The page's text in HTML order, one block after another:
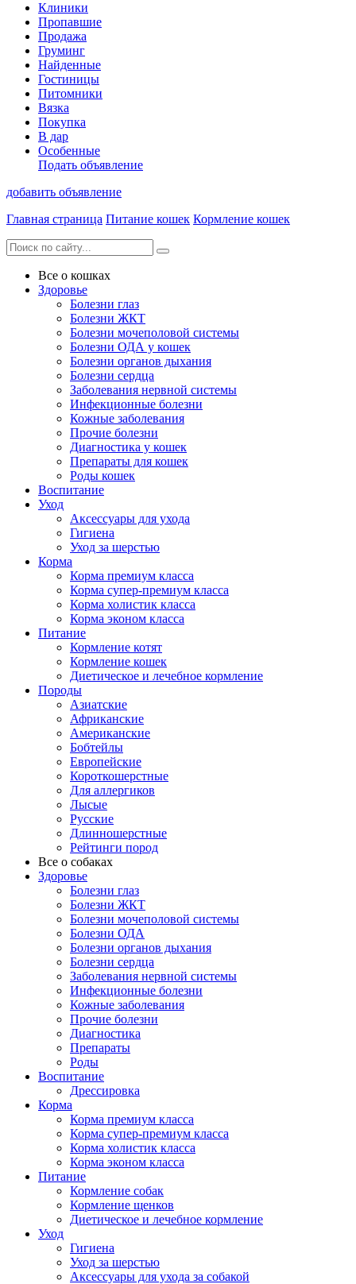
Клиники
Пропавшие
Продажа
Груминг
Найденные
Гостиницы
Питомники
Вязка
Покупка
В дар
Особенные
Подать объявление
добавить объявление
Главная страница Питание кошек Кормление кошек
Все о кошках
Здоровье
Болезни глаз
Болезни ЖКТ
Болезни мочеполовой системы
Болезни ОДА у кошек
Болезни органов дыхания
Болезни сердца
Заболевания нервной системы
Инфекционные болезни
Кожные заболевания
Прочие болезни
Диагностика у кошек
Препараты для кошек
Роды кошек
Воспитание
Уход
Аксессуары для ухода
Гигиена
Уход за шерстью
Корма
Корма премиум класса
Корма супер-премиум класса
Корма холистик класса
Корма эконом класса
Питание
Кормление котят
Кормление кошек
Диетическое и лечебное кормление
Породы
Азиатские
Африканские
Американские
Бобтейлы
Европейские
Короткошерстные
Для аллергиков
Лысые
Русские
Длинношерстные
Рейтинги пород
Все о собаках
Здоровье
Болезни глаз
Болезни ЖКТ
Болезни мочеполовой системы
Болезни ОДА
Болезни органов дыхания
Болезни сердца
Заболевания нервной системы
Инфекционные болезни
Кожные заболевания
Прочие болезни
Диагностика
Препараты
Роды
Воспитание
Дрессировка
Корма
Корма премиум класса
Корма супер-премиум класса
Корма холистик класса
Корма эконом класса
Питание
Кормление собак
Кормление щенков
Диетическое и лечебное кормление
Уход
Гигиена
Уход за шерстью
Аксессуары для ухода за собакой